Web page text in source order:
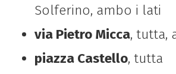
Solferino, ambo i lati
via Pietro Micca, tutta,
piazza Castello, tutta